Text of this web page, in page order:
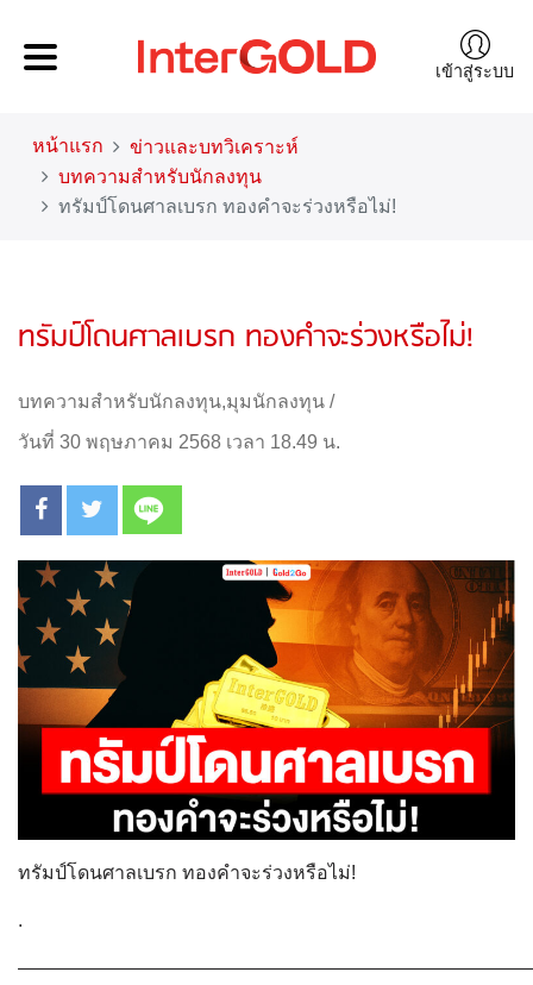
เข้าสู่ระบบ
หน้าแรก
ข่าวและบทวิเคราะห์
บทความสำหรับนักลงทุน
ทรัมป์โดนศาลเบรก ทองคำจะร่วงหรือไม่!
ทรัมป์โดนศาลเบรก ทองคำจะร่วงหรือไม่!
บทความสำหรับนักลงทุน,มุมนักลงทุน /
วันที่ 30 พฤษภาคม 2568 เวลา 18.49 น.
ทรัมป์โดนศาลเบรก ทองคำจะร่วงหรือไม่!
.